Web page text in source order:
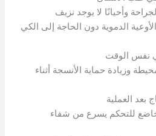
وأحيانًا لا يوجد نزيف
الدموية دون الحاجة إلى الكي
نفس الوقت
وزيادة حماية الأنسجة أثناء
بعد العملية
للتحكم يسرع من شفاء